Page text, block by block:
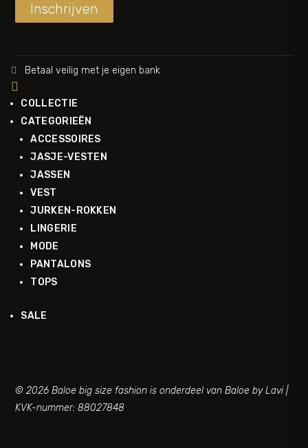
Inschrijven
 Betaal veilig met je eigen bank

COLLECTIE
CATEGORIEËN
ACCESSOIRES
JASJE-VESTEN
JASSEN
VEST
JURKEN-ROKKEN
LINGERIE
MODE
PANTALONS
TOPS
SALE
© 2026 Baloe big size fashion is onderdeel van Baloe by Lavi |
KVK-nummer: 88027848